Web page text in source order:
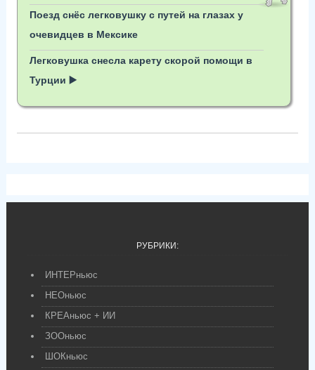
Поезд снёс легковушку с путей на глазах у
очевидцев в Мексике
Легковушка снесла карету скорой помощи в
Турции ▶️
РУБРИКИ:
ИНТЕРньюс
НЕОньюс
КРЕАньюс + ИИ
ЗООньюс
ШОКньюс